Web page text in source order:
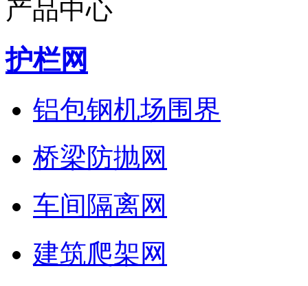
产品中心
护栏网
铝包钢机场围界
桥梁防抛网
车间隔离网
建筑爬架网